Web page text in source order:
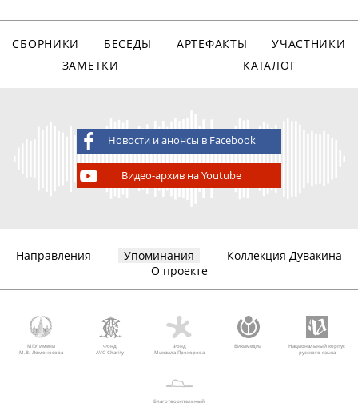
СБОРНИКИ БЕСЕДЫ АРТЕФАКТЫ
УЧАСТНИКИ
ЗАМЕТКИ
КАТАЛОГ
Новости и анонсы в Facebook
Видео-архив на Youtube
Направления Упоминания
Коллекция Дувакина
О проекте
МГУ имени
М.В. Ломоносова
Фонд
AVC Charity
Фонд
Михаила Прохорова
Викимедиа
Национальный корпус
русского языка